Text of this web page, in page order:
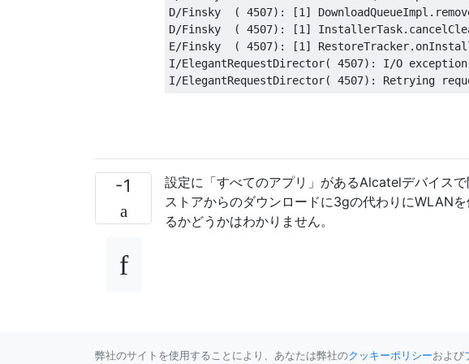
D/Finsky  ( 4507): [1]
D/Finsky  ( 4507): [1]
E/Finsky  ( 4507): [1]
I/ElegantRequestDirector( 4507): I/O
-1
設定に「すべてのアプリ」があるAlcatelデバイス
ストアからのダウンロードに3gの代わりにWLAN
るかどうかはわかりません。
弊社のサイトを使用することにより、あなたは弊社のクッキーポリシーおよび